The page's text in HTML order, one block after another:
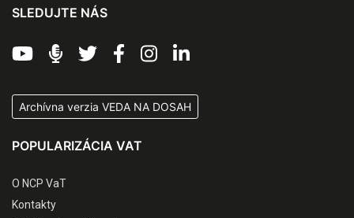
SLEDUJTE NÁS
Archívna verzia VEDA NA DOSAH
POPULARIZÁCIA VAT
O NCP VaT
Kontakty